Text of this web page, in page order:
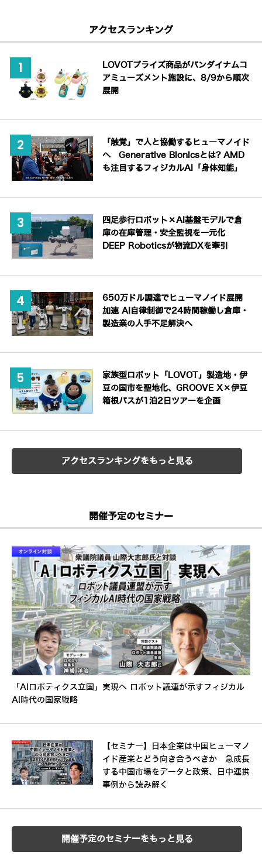
アクセスランキング
LOVOTプライズ商品がバンダイナムコ
アミューズメント施設に、8/9から順次
展開
「触覚」で人と協働するヒューマノイド
へ Generative Bionicsとは? AMD
も注目するフィジカルAI「身体知能」
四足歩行ロボット×AI基盤モデルで倉
庫の在庫管理・安全監視を一元化
DEEP Roboticsが物流DXを牽引
650万ドル調達でヒューマノイド展開
加速 AI自律制御で24時間稼働し倉庫・
製造業の人手不足解決へ
家族型ロボット「LOVOT」製造地・伊
豆の国市を聖地化、GROOVE X×伊豆
箱根バスが1泊2日ツアーを企画
アクセスランキングをもっと見る
開催予定のセミナー
「AIロボティクス立国」実現へ ロボット議連が示すフィジカル
AI時代の国家戦略
【セミナー】日本企業は中国ヒューマノ
イド産業とどう向き合うべきか 急成長
する中国市場をデータと政策、日中連携
事例から読み解く
開催予定のセミナーをもっと見る